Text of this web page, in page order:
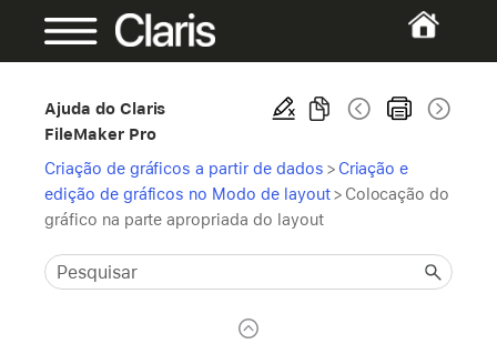
Ajuda do Claris
FileMaker Pro
Criação de gráficos a partir de dados > Criação e
edição de gráficos no Modo de layout> Colocação do
gráfico na parte apropriada do layout